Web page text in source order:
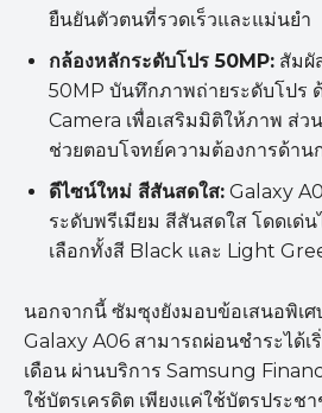
ยืนยันตัวตนที่รวดเร็วและแม่นยำ
กล้องหลักระดับโปร50MP: สัมผั
50MP บันทึกภาพถ่ายระดับโปร
Camera เพื่อเสริมมิติให้ภาพ ส่ว
ช่วยตอบโจทย์ความต้องการด้า
ดีไซน์ใหม่ สีสันสดใส: Galaxy
ระดับพรีเมียม สีสันสดใส โดดเด่
เลือกทั้งสี Black และ Light
นอกจากนี้ ซัมซุงยังมอบข้อเสนอพิเ
Galaxy A06 สามารถผ่อนชำระได้เ
เดือน ผ่านบริการ Samsung
ใช้บัตรเครดิต เพียงแค่ใช้บัตรประช